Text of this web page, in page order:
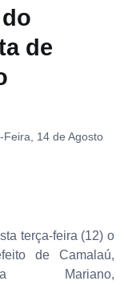
de
Feira, 14 de Agosto
terça-feira (12) o
de Camalaú,
Mariano,